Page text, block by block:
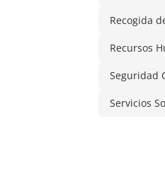
Recogida
Recursos
Seguridad
Servicios